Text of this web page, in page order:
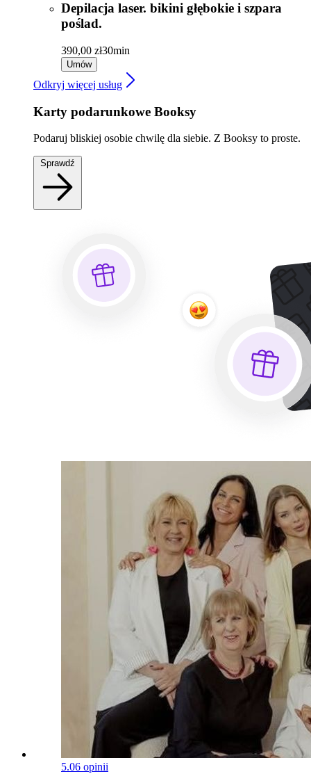
Depilacja laser. bikini głębokie i szpara
poślad.
390,00 zł30min
Umów
Odkryj więcej usług
Karty podarunkowe Booksy
Podaruj bliskiej osobie chwilę dla siebie. Z Booksy to proste.
5.06 opinii